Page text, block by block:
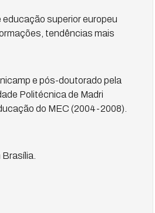
superior europeu
tendências mais
e pós-doutorado pela
Politécnica de Madri
do MEC (2004-2008).